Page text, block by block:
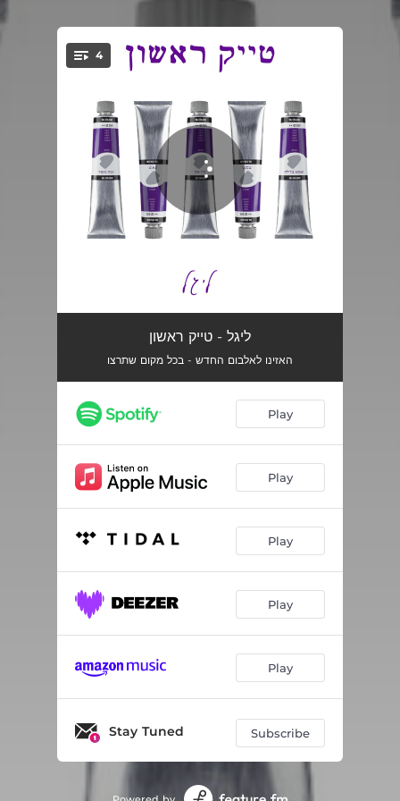
You're all set!
4
רכבת (אקוסטי)
היי את 02:34
ליגל - טייק ראשון
האזינו לאלבום החדש - בכל מקום שתרצו
Play
Play
Play
Play
Play
Stay Tuned Subscribe